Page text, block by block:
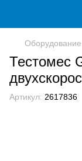
Оборудование
Тестомес
Артикул: 2617836